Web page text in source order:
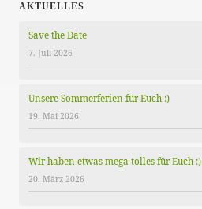
AKTUELLES
Save the Date
7. Juli 2026
Unsere Sommerferien für Euch :)
19. Mai 2026
Wir haben etwas mega tolles für Euch :)
20. März 2026